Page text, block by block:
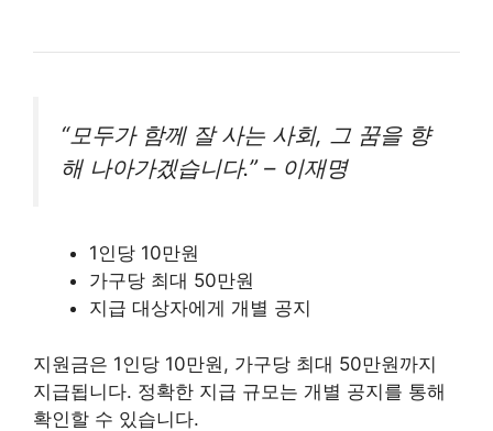
“모두가 함께 잘 사는 사회, 그 꿈을 향
해 나아가겠습니다.” – 이재명
1인당 10만원
가구당 최대 50만원
지급 대상자에게 개별 공지
지원금은 1인당 10만원, 가구당 최대 50만원까지
지급됩니다. 정확한 지급 규모는 개별 공지를 통해
확인할 수 있습니다.